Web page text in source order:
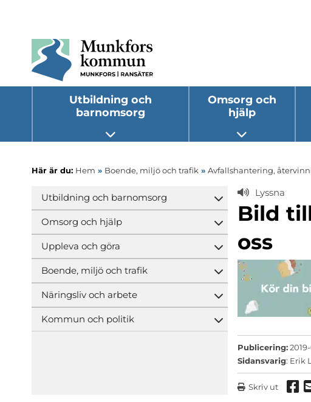
Utbildning och
barnomsorg
Öppna undermeny
Omsorg och
hjälp
Öppna
Här är du: Hem » Boende, miljö och trafik » Avfallshantering,
Utbildning och barnomsorg
Öppna undermeny
Omsorg och hjälp
Öppna undermeny
Uppleva och göra
Öppna undermeny
Boende, miljö och trafik
Öppna undermeny
Näringsliv och arbete
Öppna undermeny
Kommun och politik
Öppna undermeny
Lyssna
Bild
oss
Publicering:
Sidansvarig: Erik
Skriv ut